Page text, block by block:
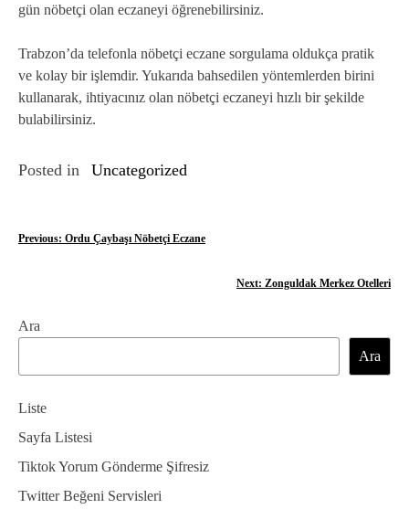
gün nöbetçi olan eczaneyi öğrenebilirsiniz.
Trabzon’da telefonla nöbetçi eczane sorgulama oldukça pratik
ve kolay bir işlemdir. Yukarıda bahsedilen yöntemlerden birini
kullanarak, ihtiyacınız olan nöbetçi eczaneyi hızlı bir şekilde
bulabilirsiniz.
Posted in Uncategorized
Y
ı
g
e
z
i
Previous: Ordu Çaybaşı Nöbetçi Eczane
Next: Zonguldak Merkez Otelleri
Ara
Ara
Liste
Sayfa Listesi
Tiktok Yorum Gönderme Şifresiz
Twitter Beğeni Servisleri